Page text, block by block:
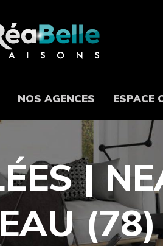
NOS AGENCES ESPACE
|
(78)